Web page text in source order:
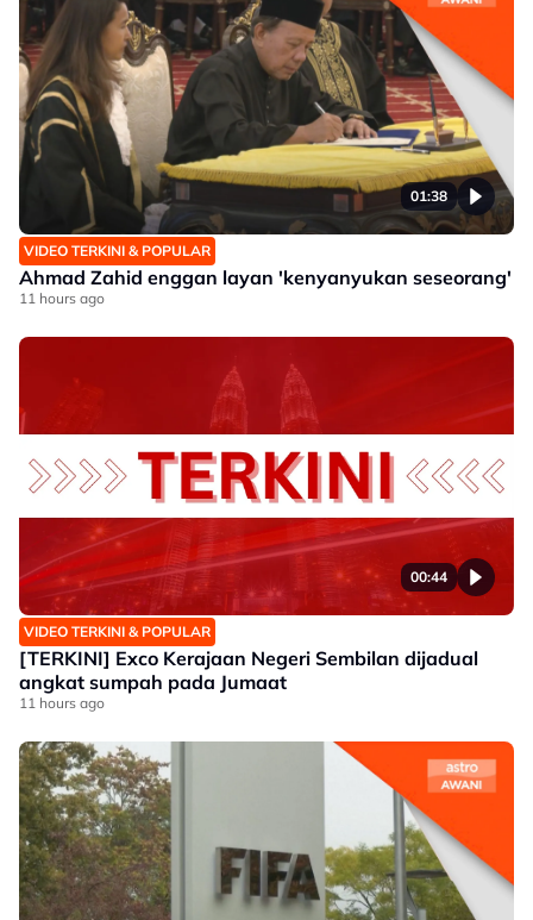
01:38
VIDEO TERKINI & POPULAR
Ahmad Zahid enggan layan 'kenyanyukan seseorang'
11 hours ago
00:44
VIDEO TERKINI & POPULAR
[TERKINI] Exco Kerajaan Negeri Sembilan dijadual
angkat sumpah pada Jumaat
11 hours ago